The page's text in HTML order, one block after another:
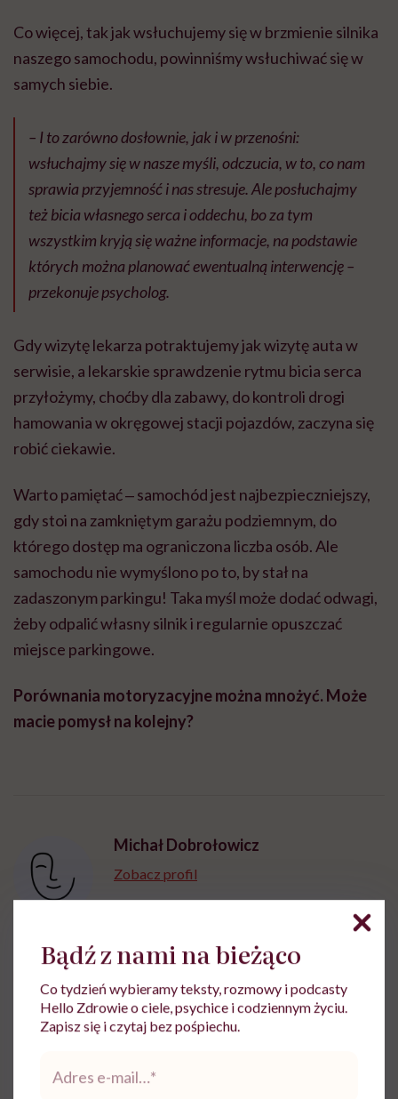
Co więcej, tak jak wsłuchujemy się w brzmienie silnika
naszego samochodu, powinniśmy wsłuchiwać się w
samych siebie.
– I to zarówno dosłownie, jak i w przenośni:
wsłuchajmy się w nasze myśli, odczucia, w to, co nam
sprawia przyjemność i nas stresuje. Ale posłuchajmy
też bicia własnego serca i oddechu, bo za tym
wszystkim kryją się ważne informacje, na podstawie
których można planować ewentualną interwencję –
przekonuje psycholog.
Gdy wizytę lekarza potraktujemy jak wizytę auta w
serwisie, a lekarskie sprawdzenie rytmu bicia serca
przyłożymy, choćby dla zabawy, do kontroli drogi
hamowania w okręgowej stacji pojazdów, zaczyna się
robić ciekawie.
Warto pamiętać ‒ samochód jest najbezpieczniejszy,
gdy stoi na zamkniętym garażu podziemnym, do
którego dostęp ma ograniczona liczba osób. Ale
samochodu nie wymyślono po to, by stał na
zadaszonym parkingu! Taka myśl może dodać odwagi,
żeby odpalić własny silnik i regularnie opuszczać
miejsce parkingowe.
Porównania motoryzacyjne można mnożyć. Może
macie pomysł na kolejny?
Michał Dobrołowicz
Zobacz profil
Udostępnij
psychika Psychologia
Bądź z nami na bieżąco
Co tydzień wybieramy teksty, rozmowy i podcasty
Hello Zdrowie o ciele, psychice i codziennym życiu.
Zapisz się i czytaj bez pośpiechu.
*